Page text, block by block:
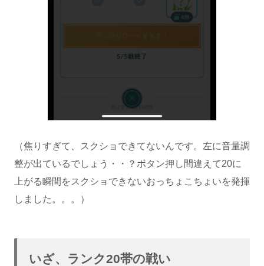
（焦りすぎて、スクショできてないんです。左に音量調
整が出ているでしょう・・？ボタン押し間違えて20に
上がる瞬間をスクショできないおっちょこちょいを発揮
しました。。。）
いざ、ランク20帯の戦い